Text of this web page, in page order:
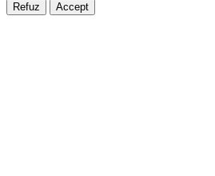
Refuz Accept